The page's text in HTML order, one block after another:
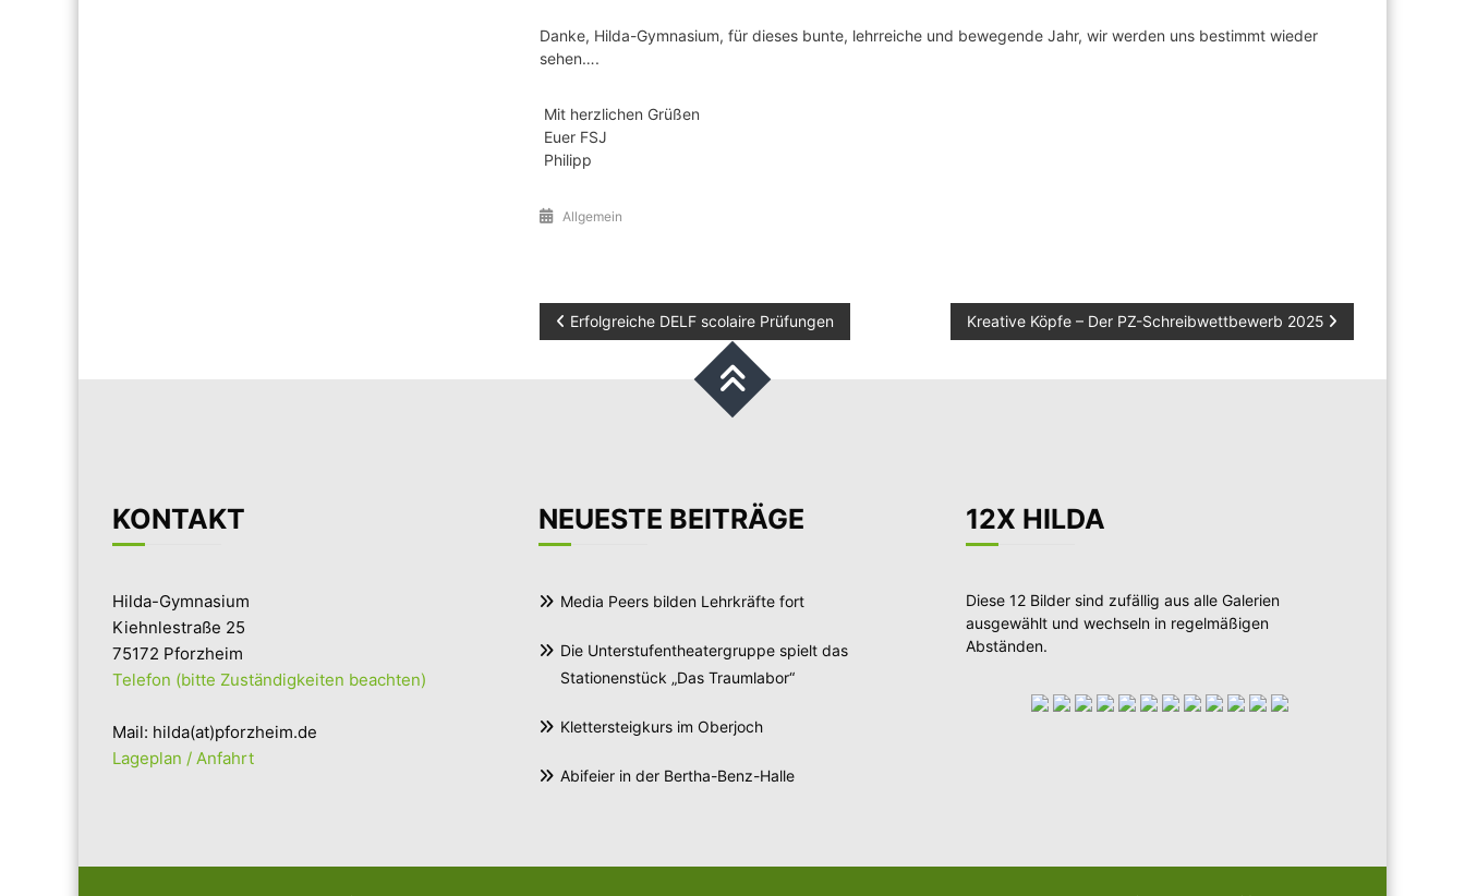
Danke, Hilda-Gymnasium, für dieses bunte, lehrreiche und bewegende Jahr, wir werden uns bestimmt wieder
sehen….
Mit herzlichen Grüßen
Euer FSJ
Philipp
Allgemein
Beitragsnavigation
Erfolgreiche DELF scolaire Prüfungen Kreative Köpfe – Der PZ-Schreibwettbewerb 2025
KONTAKT
Hilda-Gymnasium
Kiehnlestraße 25
75172 Pforzheim
Telefon (bitte Zuständigkeiten beachten)
Mail: hilda(at)pforzheim.de
Lageplan / Anfahrt
NEUESTE BEITRÄGE
Media Peers bilden Lehrkräfte fort
Die Unterstufentheatergruppe spielt das
Stationenstück „Das Traumlabor“
Klettersteigkurs im Oberjoch
Abifeier in der Bertha-Benz-Halle
12X HILDA
Diese 12 Bilder sind zufällig aus alle Galerien
ausgewählt und wechseln in regelmäßigen
Abständen.